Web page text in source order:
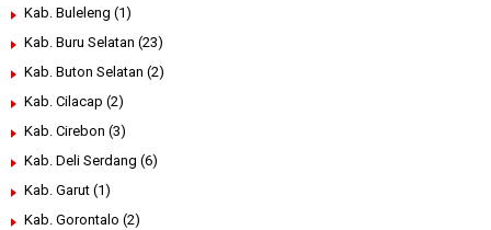
Kab. Buleleng (1)
Kab. Buru Selatan (23)
Kab. Buton Selatan (2)
Kab. Cilacap (2)
Kab. Cirebon (3)
Kab. Deli Serdang (6)
Kab. Garut (1)
Kab. Gorontalo (2)